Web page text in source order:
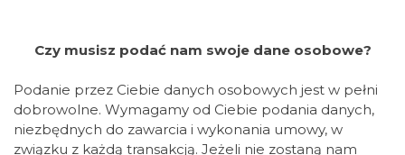
Czy musisz podać nam swoje dane osobowe?
Podanie przez Ciebie danych osobowych jest w pełni
dobrowolne. Wymagamy od Ciebie podania danych,
niezbędnych do zawarcia i wykonania umowy, w
związku z każdą transakcją. Jeżeli nie zostaną nam